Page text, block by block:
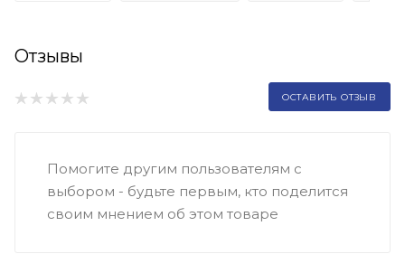
Отзывы
ОСТАВИТЬ ОТЗЫВ
Помогите другим пользователям с
выбором - будьте первым, кто поделится
своим мнением об этом товаре